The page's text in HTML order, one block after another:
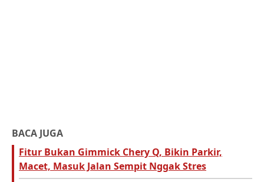
BACA JUGA
Fitur Bukan Gimmick Chery Q, Bikin Parkir,
Macet, Masuk Jalan Sempit Nggak Stres